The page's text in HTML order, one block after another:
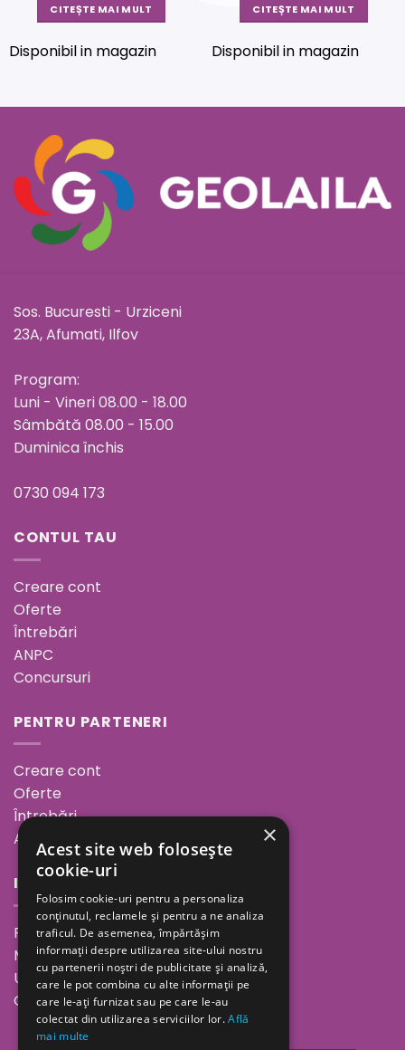
CITEȘTE MAI MULT
Disponibil in magazin
CITEȘTE MAI MULT
Disponibil in magazin
Sos. Bucuresti - Urziceni
23A, Afumati, Ilfov
Program:
Luni - Vineri 08.00 - 18.00
Sâmbătă 08.00 - 15.00
Duminica închis
0730 094 173
CONTUL TAU
Creare cont
Oferte
Întrebări
ANPC
Concursuri
PENTRU PARTENERI
Creare cont
Oferte
Întrebări
ANPC
INFORMAȚII
Povestea noastră
Minutul de inspirație
Unde ne găsești
Cariere
×
Acest site web folosește
cookie-uri
Folosim cookie-uri pentru a personaliza
conținutul, reclamele și pentru a ne analiza
traficul. De asemenea, împărtășim
informații despre utilizarea site-ului nostru
cu partenerii noștri de publicitate și analiză,
care le pot combina cu alte informații pe
care le-ați furnizat sau pe care le-au
colectat din utilizarea serviciilor lor.Află
mai multe